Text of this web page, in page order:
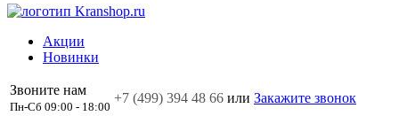
Акции
Новинки
Звоните нам
Пн-Сб 09:00 - 18:00
+7 (499) 394 48 66 или Закажите звонок